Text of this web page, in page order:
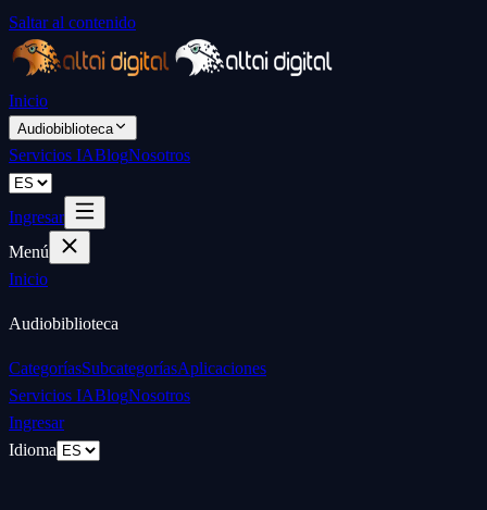
Saltar al contenido
Inicio
Audiobiblioteca
Servicios IABlogNosotros
Ingresar
Menú
Inicio
Audiobiblioteca
CategoríasSubcategoríasAplicaciones
Servicios IABlogNosotros
Ingresar
Idioma